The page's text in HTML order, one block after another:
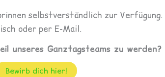
selbstverständlich zur Verfügung.
oder per E-Mail.
unseres Ganztagsteams zu werden?
Bewirb dich hier!